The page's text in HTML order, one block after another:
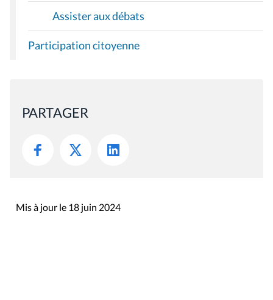
Assister aux débats
Participation citoyenne
PARTAGER
Mis à jour le 18 juin 2024